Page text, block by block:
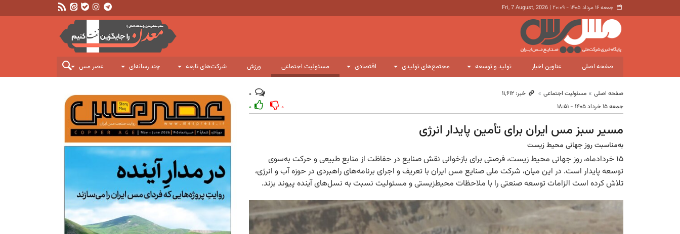
جمعه ۱۶ مرداد ۱۴۰۵ - ۲۰:۰۹ |
Fri, 7 August, 2026
صفحه اصلی عناوین اخبار تولید و توسعه مجتمع‌های تولیدی اقتصادی مسئولیت اجتماعی ورزش شرکت‌های تابعه چند رسانه‌ای عصر مس
صفحه اصلی مسئولیت اجتماعی خبر: ۱۱٬۶۱۲
جمعه ۱۵ خرداد ۱۴۰۵ - ۱۸:۵۱
۰ ۰
مسیر سبز مس ایران برای تأمین پایدار انرژی
به‌مناسبت روز جهانی محیط زیست
۱۵ خردادماه، روز جهانی محیط زیست، فرصتی برای بازخوانی نقش صنایع در حفاظت از منابع طبیعی و حرکت به‌سوی
توسعه پایدار است. در این میان، شرکت ملی صنایع مس ایران با تعریف و اجرای برنامه‌های راهبردی در حوزه آب و انرژی،
تلاش کرده است الزامات توسعه صنعتی را با ملاحظات محیط‌زیستی و مسئولیت نسبت به نسل‌های آینده پیوند بزند.